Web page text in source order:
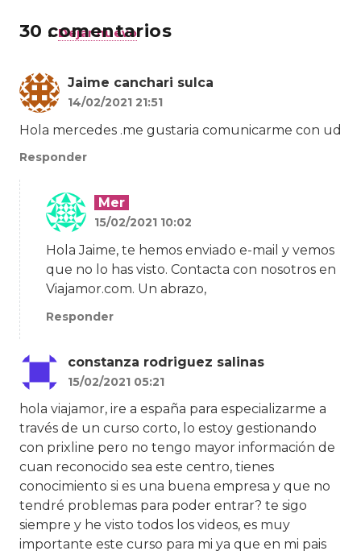
30 comentarios
. Dejar nuevo
Jaime canchari sulca
14/02/2021 21:51
Hola mercedes .me gustaria comunicarme con ud
Responder
Mer
15/02/2021 10:02
Hola Jaime, te hemos enviado e-mail y vemos
que no lo has visto. Contacta con nosotros en
Viajamor.com. Un abrazo,
Responder
constanza rodriguez salinas
15/02/2021 05:21
hola viajamor, ire a españa para especializarme a
través de un curso corto, lo estoy gestionando
con prixline pero no tengo mayor información de
cuan reconocido sea este centro, tienes
conocimiento si es una buena empresa y que no
tendré problemas para poder entrar? te sigo
siempre y he visto todos los videos, es muy
importante este curso para mi ya que en mi pais